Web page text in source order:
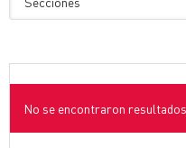
No se encontraron